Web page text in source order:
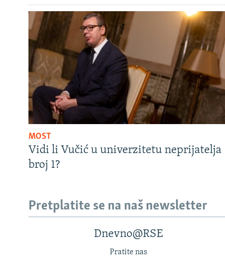
MOST
Vidi li Vučić u univerzitetu neprijatelja
broj 1?
Pretplatite se na naš newsletter
Dnevno@RSE
Pratite nas